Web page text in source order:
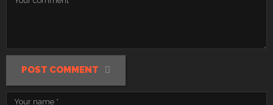
POST COMMENT